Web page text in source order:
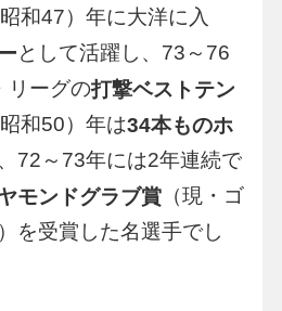
和47）年に大洋に入
として活躍し、73～76
リーグの打撃ベストテン
和50）年は34本ものホ
72～73年には2年連続で
モンドグラブ賞（現・ゴ
を受賞した名選手でし